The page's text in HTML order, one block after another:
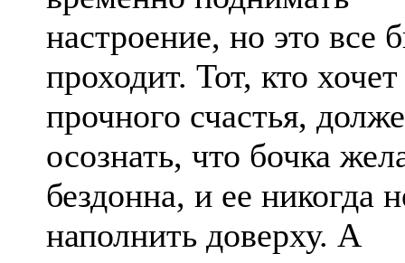
настроение, но это все
проходит. Тот, кто хочет
прочного счастья,
осознать, что бочка
бездонна, и ее никогда
наполнить доверху. А